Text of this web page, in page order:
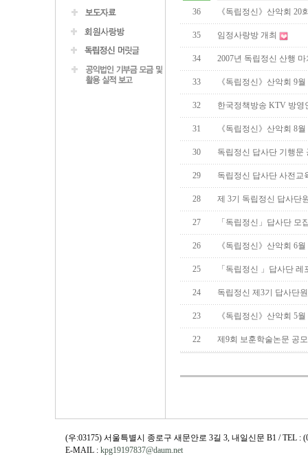
36 《독립정신》산악회 20
35 임정사랑방 개최
34 2007년 독립정신 산행 마
33 《독립정신》산악회 9
32 한국정책방송 KTV 방
31 《독립정신》산악회 8
30 독립정신 답사단 기행문
29 독립정신 답사단 사전교
28 제 3기 독립정신 답사단
27 「독립정신」답사단 모
26 《독립정신》산악회 6
25 「독립정신 」답사단
24 독립정신 제3기 답사단
23 《독립정신》산악회 5
22 제9회 보훈학술논문 공
(우:03175) 서울특별시 종로구 새문안로 3길 3, 내일신문 B1 / TEL :
E-MAIL : kpg19197837@daum.net